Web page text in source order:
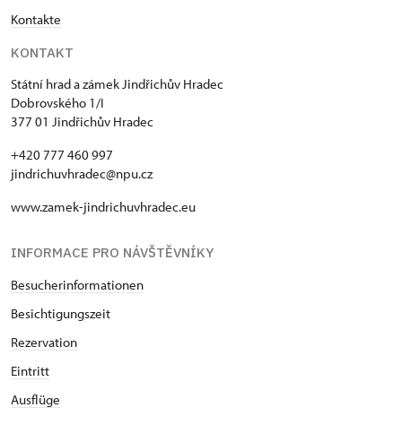
Kontakte
KONTAKT
Státní hrad a zámek Jindřichův Hradec
Dobrovského 1/I
377 01 Jindřichův Hradec
+420 777 460 997
jindrichuvhradec@npu.cz
www.zamek-jindrichuvhradec.eu
INFORMACE PRO NÁVŠTĚVNÍKY
Besucherinformationen
Besichtigungszeit
Rezervation
Eintritt
Ausflüge